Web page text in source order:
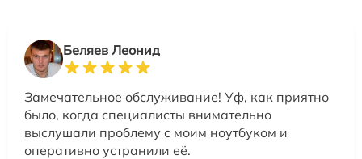
Беляев Леонид
Замечательное обслуживание! Уф, как приятно
было, когда специалисты внимательно
выслушали проблему с моим ноутбуком и
оперативно устранили её.